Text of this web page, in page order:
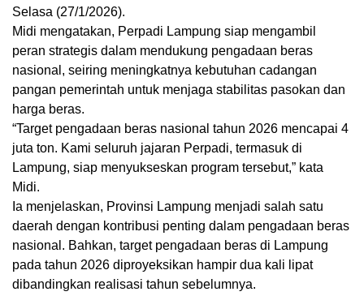
Selasa (27/1/2026).
Midi mengatakan, Perpadi Lampung siap mengambil
peran strategis dalam mendukung pengadaan beras
nasional, seiring meningkatnya kebutuhan cadangan
pangan pemerintah untuk menjaga stabilitas pasokan dan
harga beras.
“Target pengadaan beras nasional tahun 2026 mencapai 4
juta ton. Kami seluruh jajaran Perpadi, termasuk di
Lampung, siap menyukseskan program tersebut,” kata
Midi.
Ia menjelaskan, Provinsi Lampung menjadi salah satu
daerah dengan kontribusi penting dalam pengadaan beras
nasional. Bahkan, target pengadaan beras di Lampung
pada tahun 2026 diproyeksikan hampir dua kali lipat
dibandingkan realisasi tahun sebelumnya.